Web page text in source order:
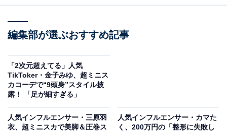
編集部が選ぶおすすめ記事
「2次元超えてる」人気
TikToker・金子みゆ、超ミニス
カコーデで“9頭身”スタイル披
露！ 「足が細すぎる」
人気インフルエンサー・三原羽
衣、超ミニスカで美脚＆圧巻ス
人気インフルエンサー・カマた
く、200万円の「整形に失敗し